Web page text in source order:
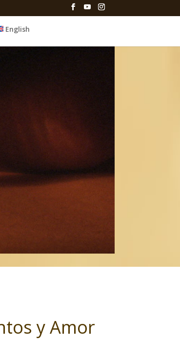
English
y Amor